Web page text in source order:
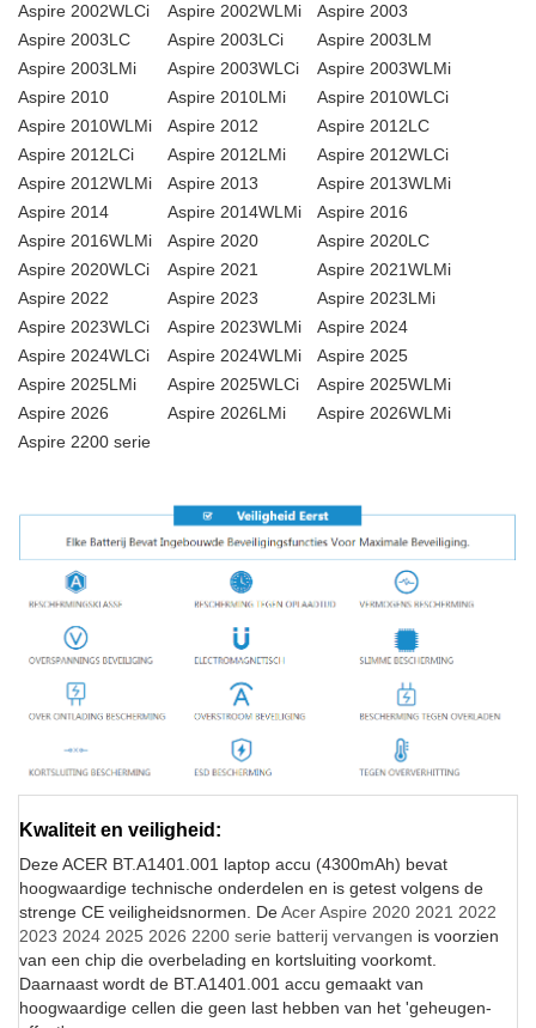
Aspire 2002WLCi
Aspire 2002WLMi
Aspire 2003
Aspire 2003LC
Aspire 2003LCi
Aspire 2003LM
Aspire 2003LMi
Aspire 2003WLCi
Aspire 2003WLMi
Aspire 2010
Aspire 2010LMi
Aspire 2010WLCi
Aspire 2010WLMi
Aspire 2012
Aspire 2012LC
Aspire 2012LCi
Aspire 2012LMi
Aspire 2012WLCi
Aspire 2012WLMi
Aspire 2013
Aspire 2013WLMi
Aspire 2014
Aspire 2014WLMi
Aspire 2016
Aspire 2016WLMi
Aspire 2020
Aspire 2020LC
Aspire 2020WLCi
Aspire 2021
Aspire 2021WLMi
Aspire 2022
Aspire 2023
Aspire 2023LMi
Aspire 2023WLCi
Aspire 2023WLMi
Aspire 2024
Aspire 2024WLCi
Aspire 2024WLMi
Aspire 2025
Aspire 2025LMi
Aspire 2025WLCi
Aspire 2025WLMi
Aspire 2026
Aspire 2026LMi
Aspire 2026WLMi
Aspire 2200 serie
Kwaliteit en veiligheid:
Deze ACER BT.A1401.001 laptop accu (4300mAh) bevat
hoogwaardige technische onderdelen en is getest volgens de
strenge CE veiligheidsnormen. DeAcer Aspire 2020 2021 2022
2023 2024 2025 2026 2200 serie batterij vervangen is voorzien
van een chip die overbelading en kortsluiting voorkomt.
Daarnaast wordt de BT.A1401.001 accu gemaakt van
hoogwaardige cellen die geen last hebben van het 'geheugen-